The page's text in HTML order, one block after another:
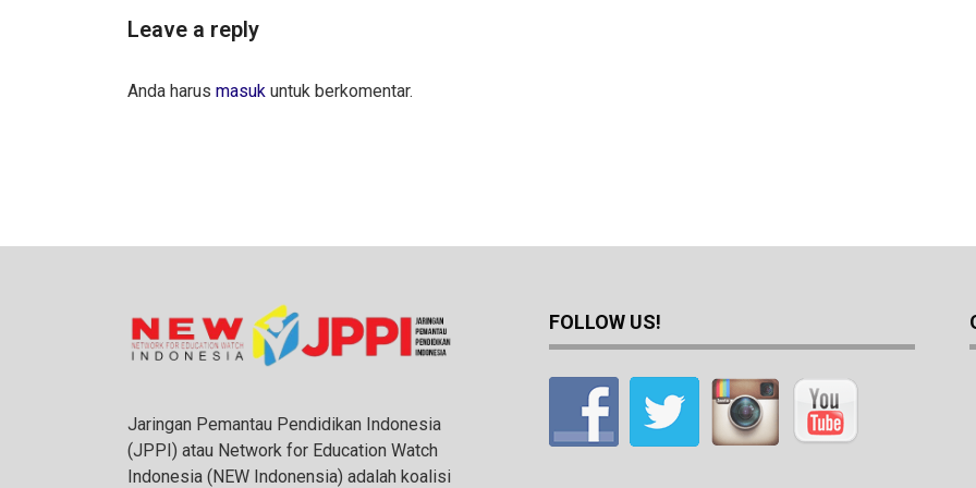
Leave a reply
Anda harus masuk untuk berkomentar.
Jaringan Pemantau Pendidikan Indonesia
(JPPI) atau Network for Education Watch
Indonesia (NEW Indonensia) adalah koalisi
FOLLOW US!